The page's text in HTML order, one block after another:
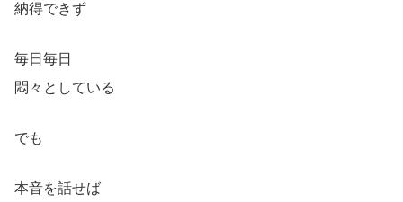
納得できず
毎日毎日
悶々としている
でも
本音を話せば